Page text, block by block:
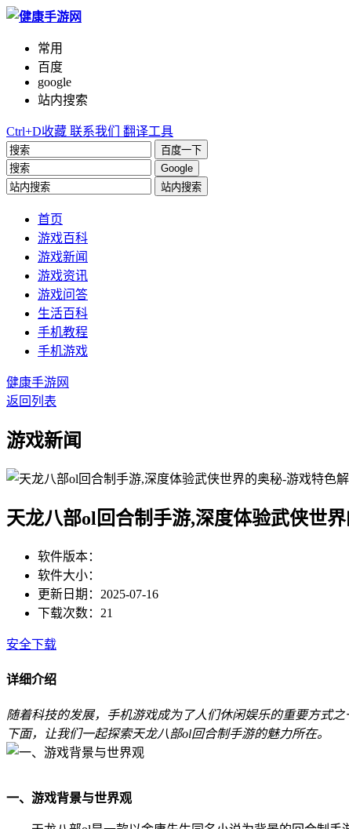
常用
百度
google
站内搜索
Ctrl+D收藏 联系我们 翻译工具
百度一下
Google
站内搜索
首页
游戏百科
游戏新闻
游戏资讯
游戏问答
生活百科
手机教程
手机游戏
健康手游网
返回列表
游戏新闻
天龙八部ol回合制手游,深度体验武侠世
软件版本：
软件大小：
更新日期：2025-07-16
下载次数：21
安全下载
详细介绍
随着科技的发展，手机游戏成为了人们休闲娱乐的重要方式
下面，让我们一起探索天龙八部ol回合制手游的魅力所在。
一、游戏背景与世界观